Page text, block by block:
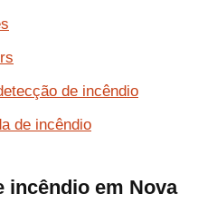
de incêndio
de incêndio
incêndio em Nova